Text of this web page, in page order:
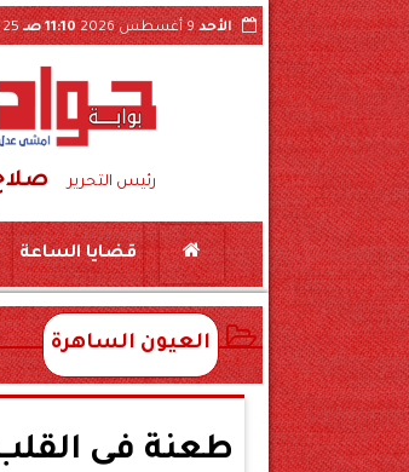
الأحد9 أغسطس 2026 11:10 صـ 25 صفر 1448
رئيس التحرير
قضايا الساعة
العيون الساهرة
طعنة فى